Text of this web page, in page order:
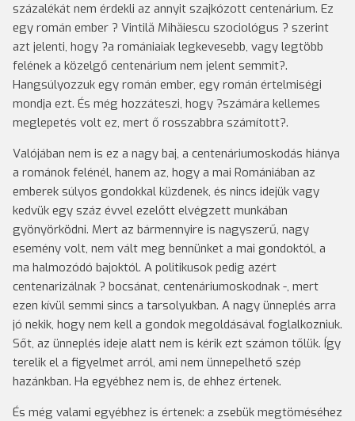
százalékát nem érdekli az annyit szajkózott centenárium. Ez
egy román ember ? Vintilă Mihăiescu szociológus ? szerint
azt jelenti, hogy ?a romániaiak legkevesebb, vagy legtöbb
felének a közelgő centenárium nem jelent semmit?.
Hangsúlyozzuk egy román ember, egy román értelmiségi
mondja ezt. És még hozzáteszi, hogy ?számára kellemes
meglepetés volt ez, mert ő rosszabbra számított?.
Valójában nem is ez a nagy baj, a centenáriumoskodás hiánya
a románok felénél, hanem az, hogy a mai Romániában az
emberek súlyos gondokkal küzdenek, és nincs idejük vagy
kedvük egy száz évvel ezelőtt elvégzett munkában
gyönyörködni. Mert az bármennyire is nagyszerű, nagy
esemény volt, nem vált meg bennünket a mai gondoktól, a
ma halmozódó bajoktól. A politikusok pedig azért
centenarizálnak ? bocsánat, centenáriumoskodnak -, mert
ezen kívül semmi sincs a tarsolyukban. A nagy ünneplés arra
jó nekik, hogy nem kell a gondok megoldásával foglalkozniuk.
Sőt, az ünneplés ideje alatt nem is kérik ezt számon tőlük. Így
terelik el a figyelmet arról, ami nem ünnepelhető szép
hazánkban. Ha egyébhez nem is, de ehhez értenek.
És még valami egyébhez is értenek: a zsebük megtöméséhez